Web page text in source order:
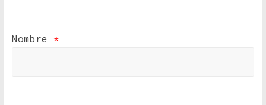
Nombre *